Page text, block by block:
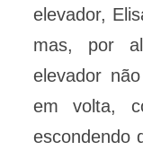
elevador,
mas, por
elevador
em volta,
escondendo